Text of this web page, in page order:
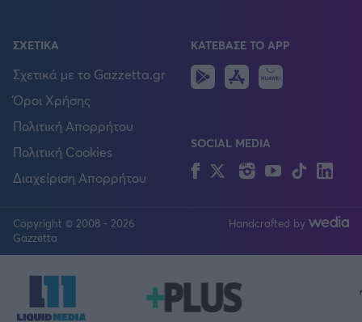
ΣΧΕΤΙΚΑ
Σχετικά με το Gazzetta.gr
Όροι Χρήσης
Πολιτική Απορρήτου
Πολιτική Cookies
Διαχείριση Απορρήτου
ΚΑΤΕΒΑΣΕ ΤΟ APP
Android
IOS
SOCIAL MEDIA
FacebookTwitterInstagram
YouTubeTikTok
Copyright © 2008 - 2026
Gazzetta
Handcrafted by